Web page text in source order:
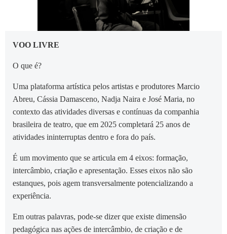
VOO LIVRE
O que é?
Uma plataforma artística pelos artistas e produtores Marcio
Abreu, Cássia Damasceno, Nadja Naira e José Maria, no
contexto das atividades diversas e contínuas da companhia
brasileira de teatro, que em 2025 completará 25 anos de
atividades ininterruptas dentro e fora do país.
É um movimento que se articula em 4 eixos: formação,
intercâmbio, criação e apresentação. Esses eixos não são
estanques, pois agem transversalmente potencializando a
experiência.
Em outras palavras, pode-se dizer que existe dimensão
pedagógica nas ações de intercâmbio, de criação e de